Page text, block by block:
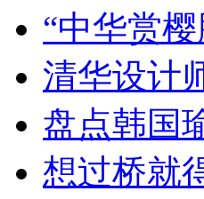
“中华赏
清华设计
盘点韩国
想过桥就